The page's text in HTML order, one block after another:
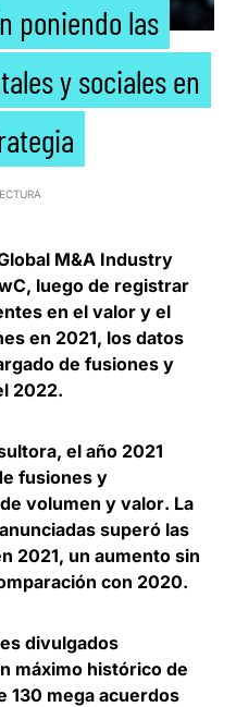
poniendo las
y sociales en
M&A Industry
, luego de registrar
en el valor y el
en 2021, los datos
de fusiones y
2022.
el año 2021
fusiones y
volumen y valor. La
superó las
2021, un aumento sin
con 2020.
divulgados
máximo histórico de
130 mega acuerdos